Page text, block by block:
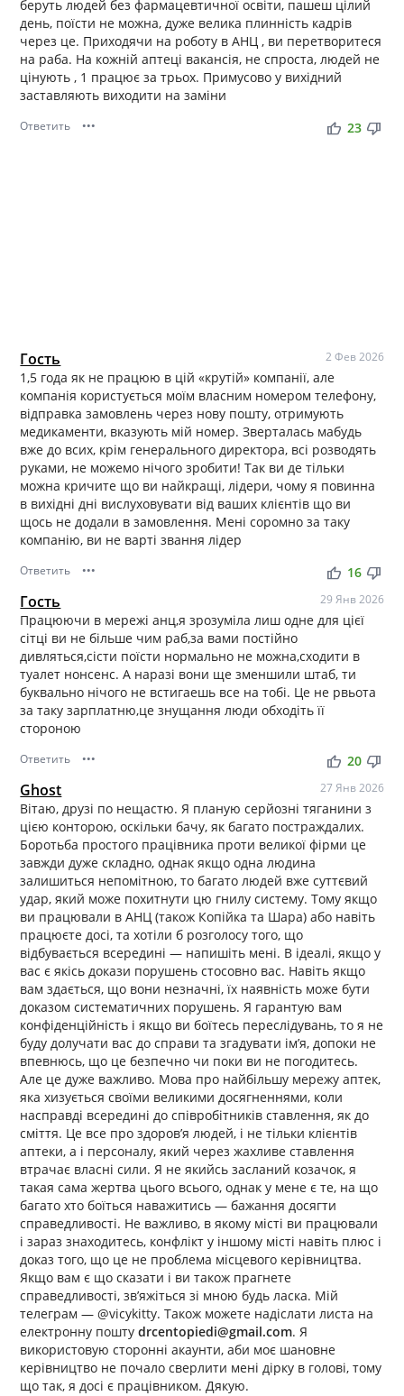
беруть людей без фармацевтичної освіти, пашеш цілий
день, поїсти не можна, дуже велика плинність кадрів
через це. Приходячи на роботу в АНЦ , ви перетворитеся
на раба. На кожній аптеці вакансія, не спроста, людей не
цінують , 1 працює за трьох. Примусово у вихідний
заставляють виходити на заміни
Ответить ••• thumb_up thumb_down
23
Гость 2 Фев 2026
1,5 года як не працюю в цій «крутій» компанії, але
компанія користується моїм власним номером телефону,
відправка замовлень через нову пошту, отримують
медикаменти, вказують мій номер. Зверталась мабудь
вже до всих, крім генерального директора, всі розводять
руками, не можемо нічого зробити! Так ви де тільки
можна кричите що ви найкращі, лідери, чому я повинна
в вихідні дні вислуховувати від ваших клієнтів що ви
щось не додали в замовлення. Мені соромно за таку
компанію, ви не варті звання лідер
Ответить ••• thumb_up thumb_down
16
Гость 29 Янв 2026
Працюючи в мережі анц,я зрозуміла лиш одне для цієї
сітці ви не більше чим раб,за вами постійно
дивляться,сісти поїсти нормально не можна,сходити в
туалет нонсенс. А наразі вони ще зменшили штаб, ти
буквально нічого не встигаешь все на тобі. Це не рвьота
за таку зарплатню,це знущання люди обходіть її
стороною
Ответить ••• thumb_up thumb_down
20
Ghost 27 Янв 2026
Вітаю, друзі по нещастю. Я планую серйозні тяганини з
цією конторою, оскільки бачу, як багато постраждалих.
Боротьба простого працівника проти великої фірми це
завжди дуже складно, однак якщо одна людина
залишиться непомітною, то багато людей вже суттєвий
удар, який може похитнути цю гнилу систему. Тому якщо
ви працювали в АНЦ (також Копійка та Шара) або навіть
працюєте досі, та хотіли б розголосу того, що
відбувається всередині — напишіть мені. В ідеалі, якщо у
вас є якісь докази порушень стосовно вас. Навіть якщо
вам здається, що вони незначні, їх наявність може бути
доказом систематичних порушень. Я гарантую вам
конфіденційність і якщо ви боїтесь переслідувань, то я не
буду долучати вас до справи та згадувати імʼя, допоки не
впевнюсь, що це безпечно чи поки ви не погодитесь.
Але це дуже важливо. Мова про найбільшу мережу аптек,
яка хизується своїми великими досягненнями, коли
насправді всередині до співробітників ставлення, як до
сміття. Це все про здоровʼя людей, і не тільки клієнтів
аптеки, а і персоналу, який через жахливе ставлення
втрачає власні сили. Я не якийсь засланий козачок, я
такая сама жертва цього всього, однак у мене є те, на що
багато хто боїться наважитись — бажання досягти
справедливості. Не важливо, в якому місті ви працювали
і зараз знаходитесь, конфлікт у іншому місті навіть плюс і
доказ того, що це не проблема місцевого керівництва.
Якщо вам є що сказати і ви також прагнете
справедливості, звʼяжіться зі мною будь ласка. Мій
телеграм — @vicykitty. Також можете надіслати листа на
електронну поштуdrcentopiedi@gmail.com. Я
використовую сторонні акаунти, аби моє шановне
керівництво не почало сверлити мені дірку в голові, тому
що так, я досі є працівником. Дякую.